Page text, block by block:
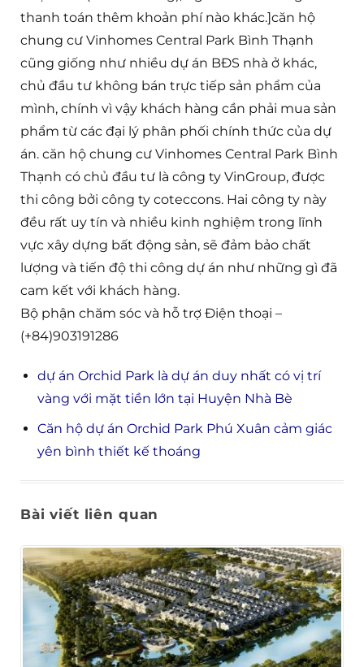
thanh toán thêm khoản phí nào khác.]căn hộ
chung cư Vinhomes Central Park Bình Thạnh
cũng giống như nhiều dự án BĐS nhà ở khác,
chủ đầu tư không bán trực tiếp sản phẩm của
mình, chính vì vậy khách hàng cần phải mua sản
phẩm từ các đại lý phân phối chính thức của dự
án. căn hộ chung cư Vinhomes Central Park Bình
Thạnh có chủ đầu tư là công ty VinGroup, được
thi công bởi công ty coteccons. Hai công ty này
đều rất uy tín và nhiều kinh nghiệm trong lĩnh
vực xây dựng bất động sản, sẽ đảm bảo chất
lượng và tiến độ thi công dự án như những gì đã
cam kết với khách hàng.
Bộ phận chăm sóc và hỗ trợ Điện thoại –
(+84)903191286
dự án Orchid Park là dự án duy nhất có vị trí
vàng với mặt tiền lớn tại Huyện Nhà Bè
Căn hộ dự án Orchid Park Phú Xuân cảm giác
yên bình thiết kế thoáng
Bài viết liên quan